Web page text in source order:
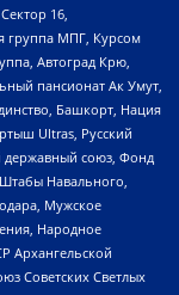
16,
группа МПГ, Курсом
Автоград Крю,
пансионат Ак Умут,
Башкорт, Нация
Ultras, Русский
державный союз, Фонд
Навального,
Мужское
Народное
Архангельской
Советских Светлых